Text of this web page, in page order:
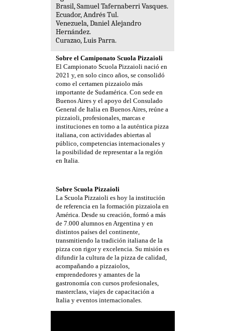
Brasil, Samuel Tafernaberri Vasques.
Ecuador, Andrés Tul.
Venezuela, Daniel Alejandro
Hernández.
Curazao, Luis Parra.
Sobre el Camiponato Scuola Pizzaioli
El Campionato Scuola Pizzaioli nació en
2021 y, en solo cinco años, se consolidó
como el certamen pizzaiolo más
importante de Sudamérica. Con sede en
Buenos Aires y el apoyo del Consulado
General de Italia en Buenos Aires, reúne a
pizzaioli, profesionales, marcas e
instituciones en torno a la auténtica pizza
italiana, con actividades abiertas al
público, competencias internacionales y
la posibilidad de representar a la región
en Italia.
Sobre Scuola Pizzaioli
La Scuola Pizzaioli es hoy la institución
de referencia en la formación pizzaiola en
América. Desde su creación, formó a más
de 7.000 alumnos en Argentina y en
distintos países del continente,
transmitiendo la tradición italiana de la
pizza con rigor y excelencia. Su misión es
difundir la cultura de la pizza de calidad,
acompañando a pizzaiolos,
emprendedores y amantes de la
gastronomía con cursos profesionales,
masterclass, viajes de capacitación a
Italia y eventos internacionales.